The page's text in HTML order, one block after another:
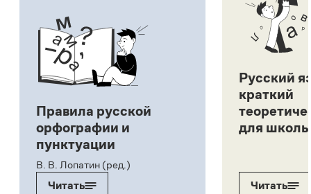
Правила русской
орфографии и
пунктуации
В. В. Лопатин (ред.)
Читать
Русский
краткий
для
Читать